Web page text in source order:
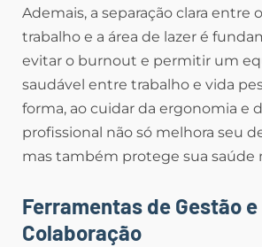
Ademais, a separação clara entre
trabalho e a área de lazer é
evitar o burnout e permitir um
saudável entre trabalho e vida
forma, ao cuidar da ergonomia e
profissional não só melhora seu
mas também protege sua saúde
Ferramentas de Gestão e
Colaboração